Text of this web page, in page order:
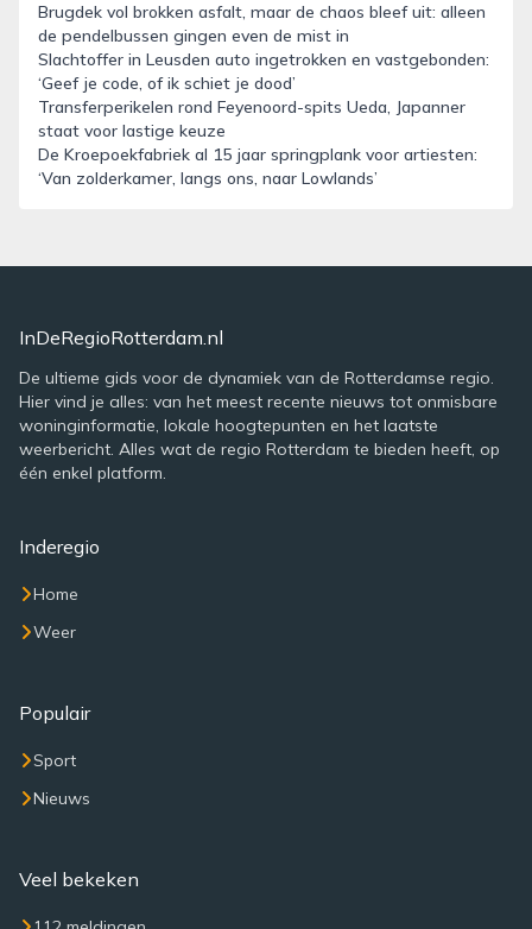
Brugdek vol brokken asfalt, maar de chaos bleef uit: alleen
de pendelbussen gingen even de mist in
Slachtoffer in Leusden auto ingetrokken en vastgebonden:
‘Geef je code, of ik schiet je dood’
Transferperikelen rond Feyenoord-spits Ueda, Japanner
staat voor lastige keuze
De Kroepoekfabriek al 15 jaar springplank voor artiesten:
‘Van zolderkamer, langs ons, naar Lowlands’
InDeRegioRotterdam.nl
De ultieme gids voor de dynamiek van de Rotterdamse regio.
Hier vind je alles: van het meest recente nieuws tot onmisbare
woninginformatie, lokale hoogtepunten en het laatste
weerbericht. Alles wat de regio Rotterdam te bieden heeft, op
één enkel platform.
Inderegio
Home
Weer
Populair
Sport
Nieuws
Veel bekeken